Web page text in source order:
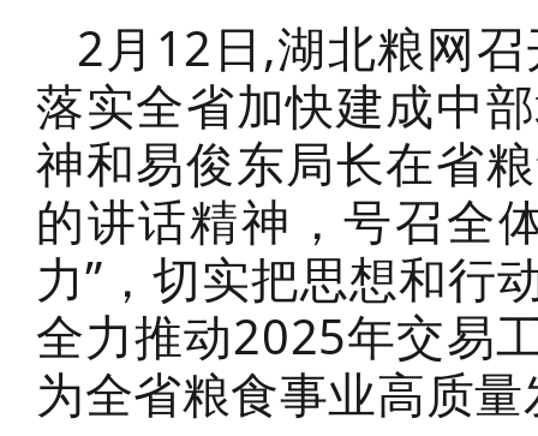
2月12日,湖北粮网
落实全省加快建成中
神和易俊东局长在省
的讲话精神，号召全
力”，切实把思想和行
全力推动2025年交易
为全省粮食事业高质